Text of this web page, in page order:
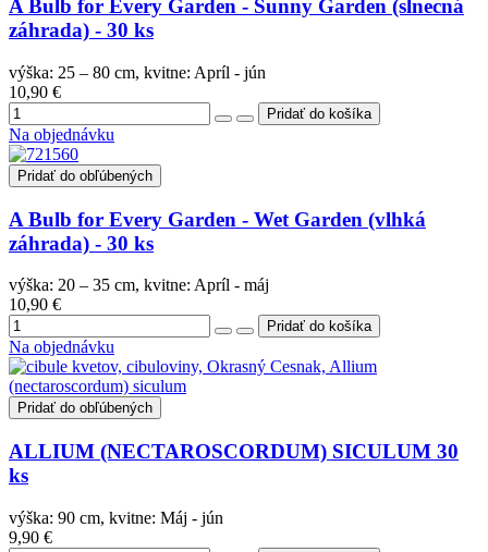
A Bulb for Every Garden - Sunny Garden (slnecná
záhrada) - 30 ks
výška: 25 – 80 cm, kvitne: Apríl - jún
10,90 €
Na objednávku
Pridať do obľúbených
A Bulb for Every Garden - Wet Garden (vlhká
záhrada) - 30 ks
výška: 20 – 35 cm, kvitne: Apríl - máj
10,90 €
Na objednávku
Pridať do obľúbených
ALLIUM (NECTAROSCORDUM) SICULUM 30
ks
výška: 90 cm, kvitne: Máj - jún
9,90 €